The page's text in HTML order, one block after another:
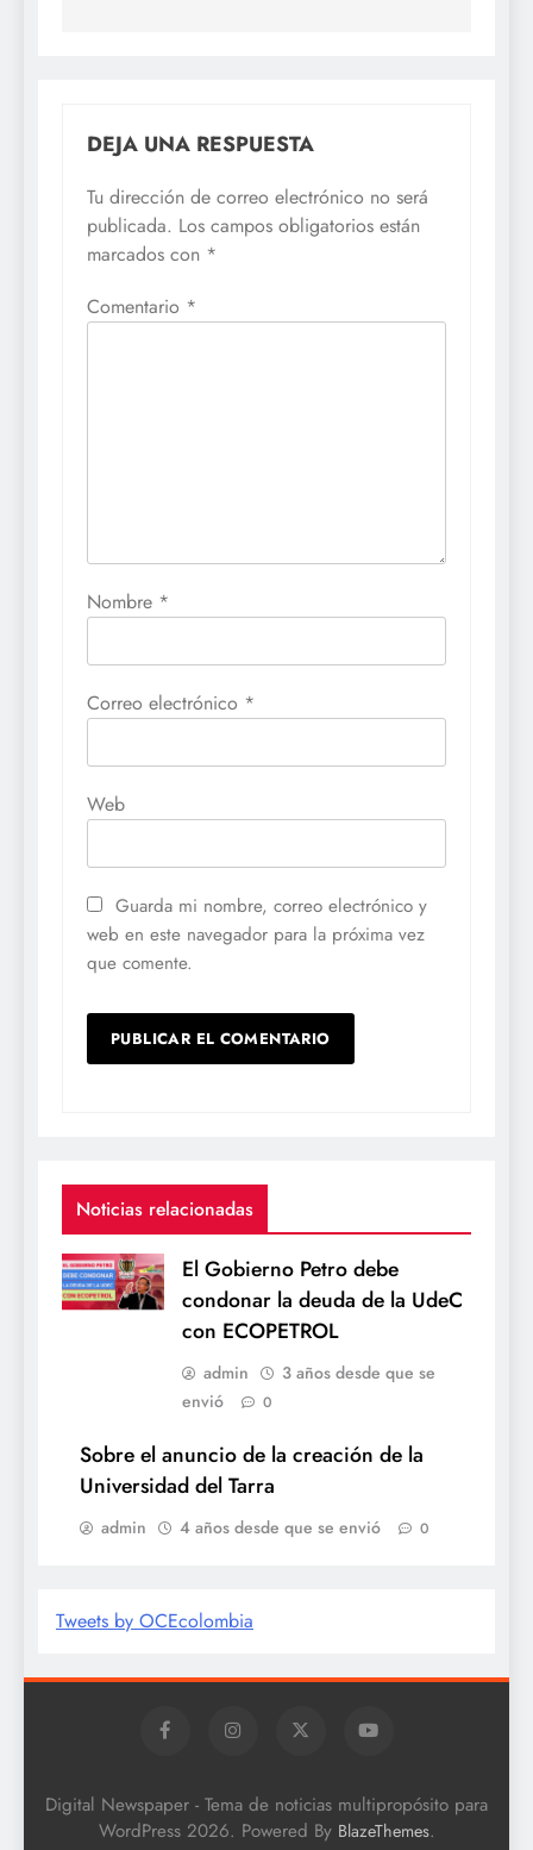
DEJA UNA RESPUESTA
Tu dirección de correo electrónico no será
publicada. Los campos obligatorios están
marcados con *
Comentario *
Nombre *
Correo electrónico *
Web
Guarda mi nombre, correo electrónico y
web en este navegador para la próxima vez
que comente.
Noticias relacionadas
El Gobierno Petro debe
condonar la deuda de la UdeC
con ECOPETROL
admin
3 años desde que se
envió
0
Sobre el anuncio de la creación de la
Universidad del Tarra
admin 4 años desde que se envió 0
Tweets by OCEcolombia
Digital Newspaper - Tema de noticias multipropósito para
WordPress 2026. Powered By BlazeThemes.